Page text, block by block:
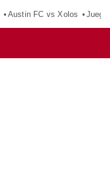
Austin FC vs Xolos